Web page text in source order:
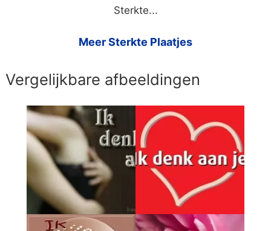
Sterkte...
Meer Sterkte Plaatjes
Vergelijkbare afbeeldingen